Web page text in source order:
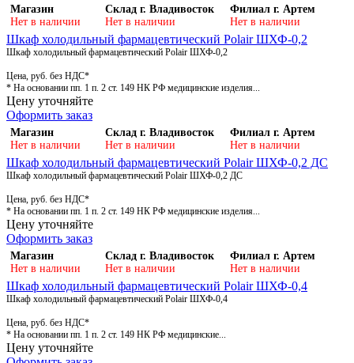
Магазин
Нет в наличии
Склад г. Владивосток
Нет в наличии
Филиал г. Артем
Нет в наличии
Шкаф холодильный фармацевтический Polair ШХФ-0,2
Шкаф холодильный фармацевтический Polair ШХФ-0,2
Цена, руб. без НДС*
* На основании пп. 1 п. 2 ст. 149 НК РФ медицинские изделия...
Цену уточняйте
Оформить заказ
Магазин
Нет в наличии
Склад г. Владивосток
Нет в наличии
Филиал г. Артем
Нет в наличии
Шкаф холодильный фармацевтический Polair ШХФ-0,2 ДС
Шкаф холодильный фармацевтический Polair ШХФ-0,2 ДС
Цена, руб. без НДС*
* На основании пп. 1 п. 2 ст. 149 НК РФ медицинские изделия...
Цену уточняйте
Оформить заказ
Магазин
Нет в наличии
Склад г. Владивосток
Нет в наличии
Филиал г. Артем
Нет в наличии
Шкаф холодильный фармацевтический Polair ШХФ-0,4
Шкаф холодильный фармацевтический Polair ШХФ-0,4
Цена, руб. без НДС*
* На основании пп. 1 п. 2 ст. 149 НК РФ медицинские...
Цену уточняйте